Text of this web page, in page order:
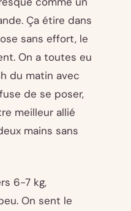
Ça étire dans
sans effort, le
On a toutes eu
du matin avec
de se poser,
meilleur allié
mains sans
6-7 kg,
On sent le